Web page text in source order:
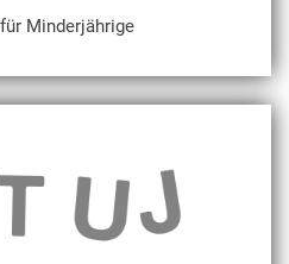
Minderjährige